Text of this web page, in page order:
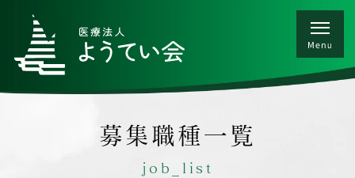
募集職種一覧
job_list